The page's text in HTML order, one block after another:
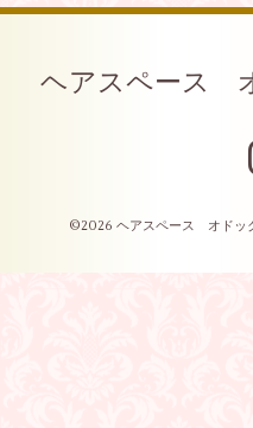
ヘアスペース
©2026 ヘアスペース オドッ